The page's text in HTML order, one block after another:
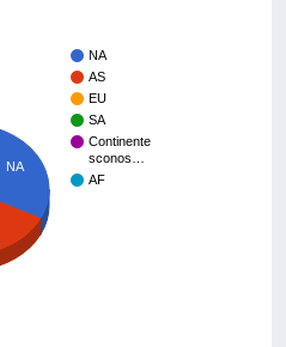
NA
AS
EU
SA
Continente
sconos…
AF
NA